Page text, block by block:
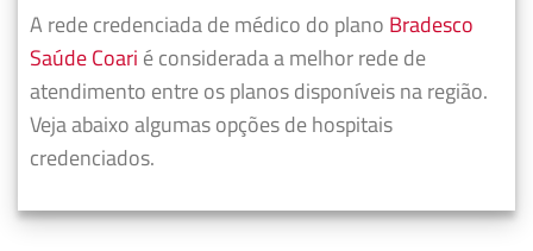
A rede credenciada de médico do plano Bradesco
Saúde Coari é considerada a melhor rede de
atendimento entre os planos disponíveis na região.
Veja abaixo algumas opções de hospitais
credenciados.